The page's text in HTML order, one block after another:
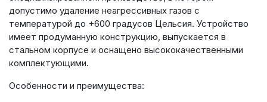
допустимо удаление неагрессивных газов с
температурой до +600 градусов Цельсия. Устройство
имеет продуманную конструкцию, выпускается в
стальном корпусе и оснащено высококачественными
комплектующими.
Особенности и преимущества: